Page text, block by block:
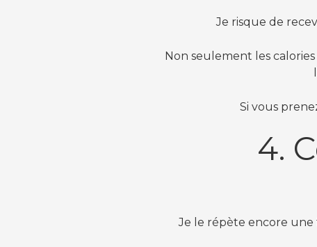
Je risque de
Non seulement les
Si vous
4.
Je le répète encore une